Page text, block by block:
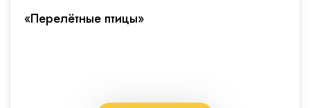
«Перелётные птицы»